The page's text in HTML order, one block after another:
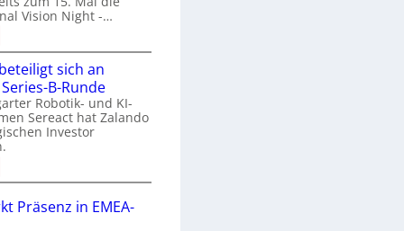
Vision Night -…
n
sich an
B-Runde
Robotik- und KI-
Sereact hat Zalando
Investor
Präsenz in EMEA-